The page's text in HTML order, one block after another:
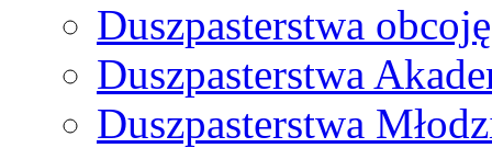
Duszpasterstwa
Duszpasterstwa
Duszpasterstwa